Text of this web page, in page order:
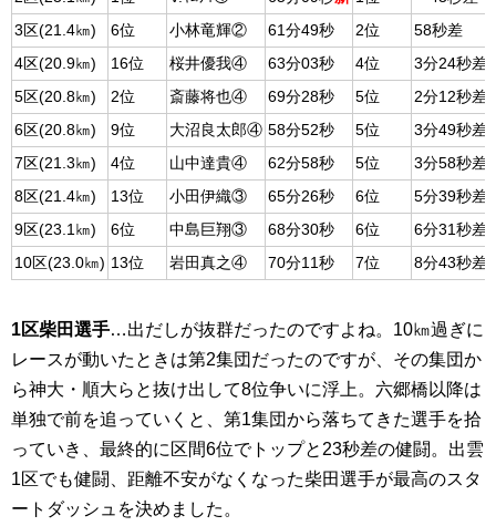
3区(21.4㎞)
6位 小林竜輝② 61分49秒 2位
58秒差
4区(20.9㎞)
16位 桜井優我④ 63分03秒 4位
3分24秒差
5区(20.8㎞)
2位 斎藤将也④ 69分28秒 5位
2分12秒差
6区(20.8㎞)
9位 大沼良太郎④ 58分52秒 5位
3分49秒差
7区(21.3㎞)
4位 山中達貴④ 62分58秒 5位
3分58秒差
8区(21.4㎞)
13位 小田伊織③ 65分26秒 6位
5分39秒差
9区(23.1㎞)
6位 中島巨翔③ 68分30秒 6位
6分31秒差
10区(23.0㎞) 13位 岩田真之④ 70分11秒 7位 8分43秒差
1区柴田選手…出だしが抜群だったのですよね。10㎞過ぎに
レースが動いたときは第2集団だったのですが、その集団か
ら神大・順大らと抜け出して8位争いに浮上。六郷橋以降は
単独で前を追っていくと、第1集団から落ちてきた選手を拾
っていき、最終的に区間6位でトップと23秒差の健闘。出雲
1区でも健闘、距離不安がなくなった柴田選手が最高のスタ
ートダッシュを決めました。